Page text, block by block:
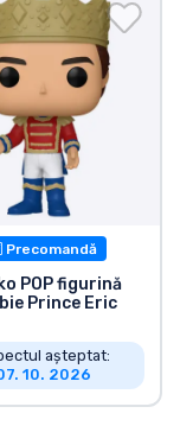
Precomandă
POP figurină
Prince Eric
așteptat:
10. 2026